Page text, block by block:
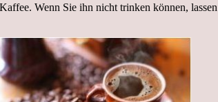
Wenn Sie ihn nicht trinken können,